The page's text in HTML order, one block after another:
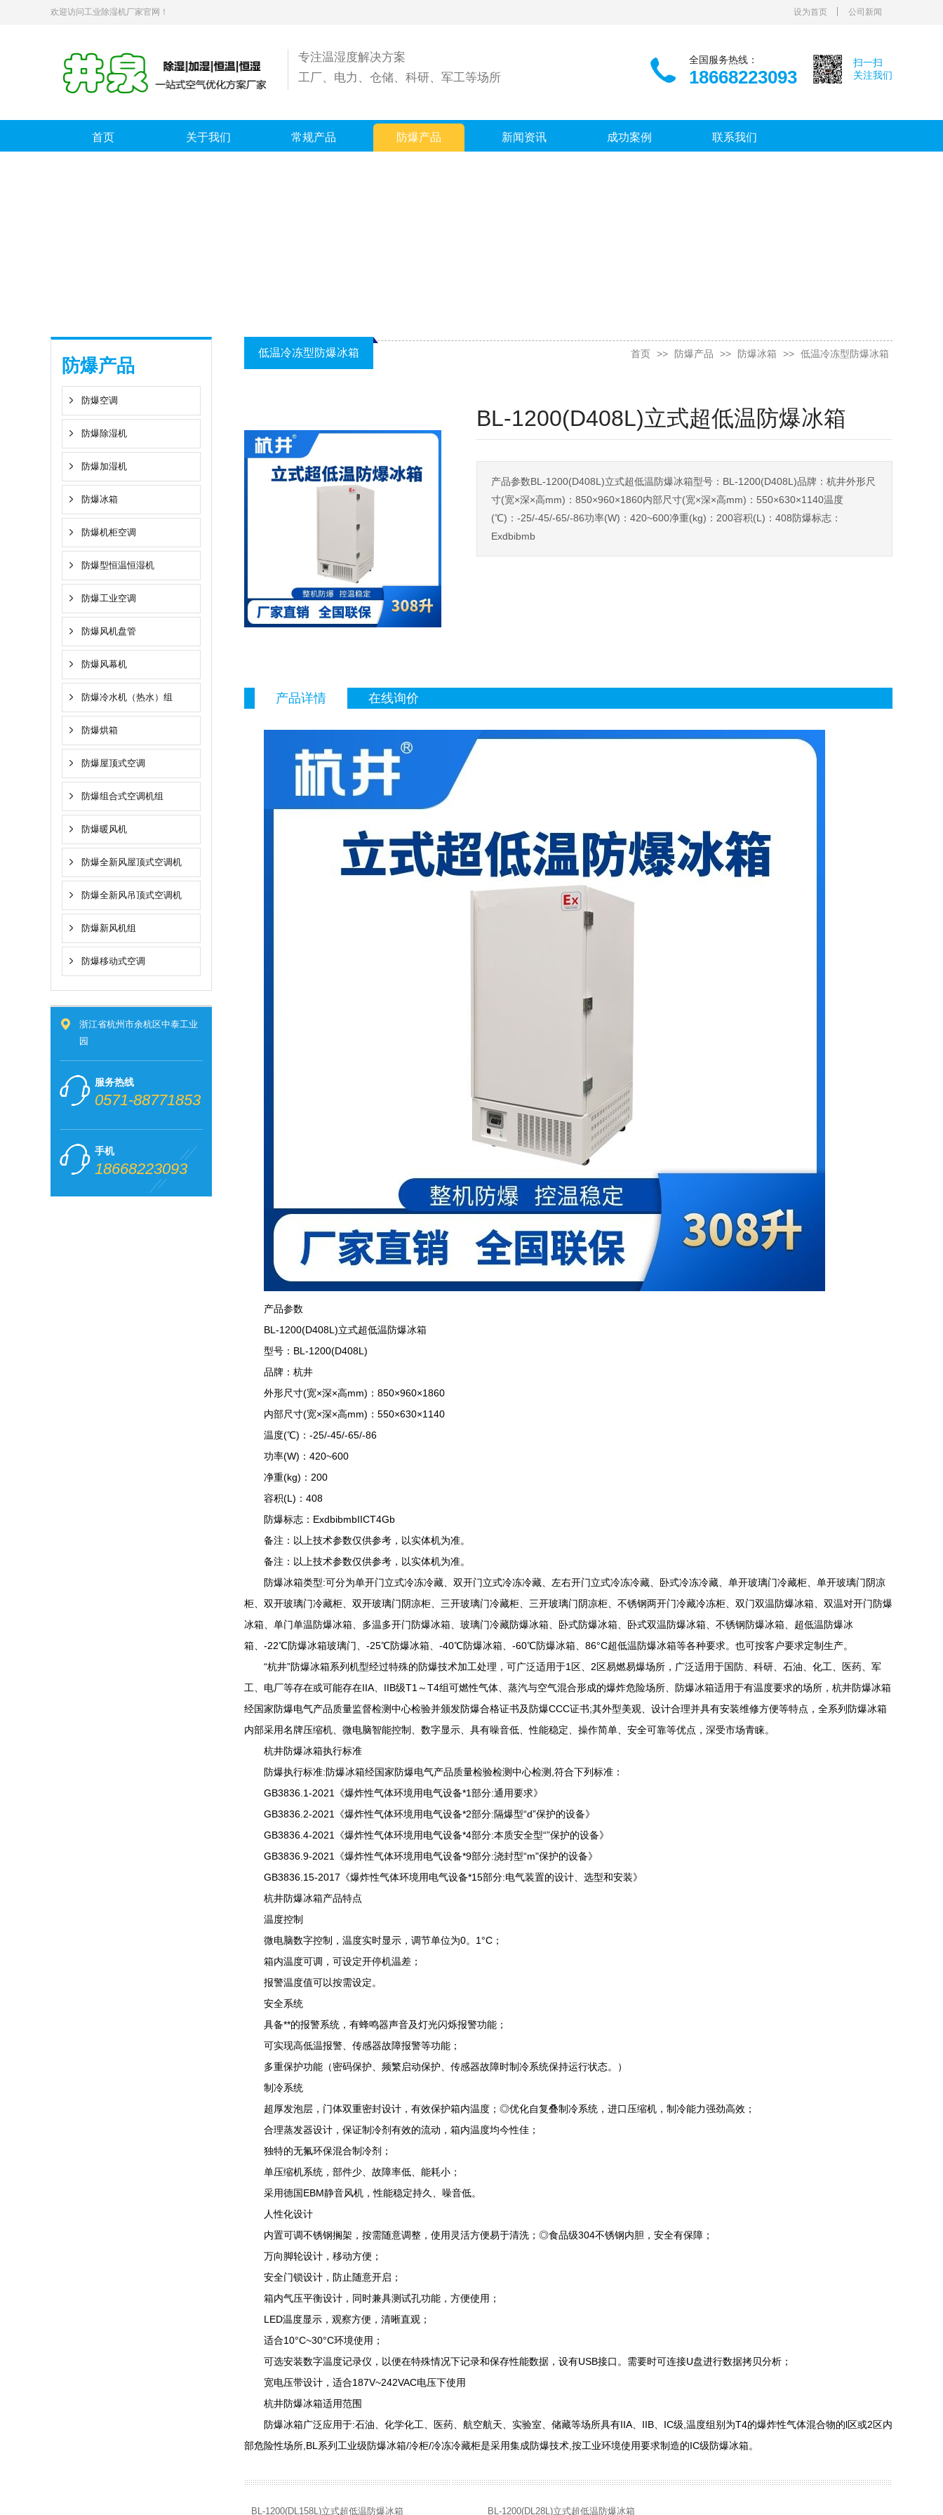
欢迎访问工业除湿机厂家官网！ 设为首页 公司新闻
专注温湿度解决方案
工厂、电力、仓储、科研、军工等场所
扫一扫
关注我们
全国服务热线：
18668223093
首页 关于我们 常规产品 防爆产品 新闻资讯 成功案例 联系我们
防爆产品
防爆空调
防爆除湿机
防爆加湿机
防爆冰箱
防爆机柜空调
防爆型恒温恒湿机
防爆工业空调
防爆风机盘管
防爆风幕机
防爆冷水机（热水）组
防爆烘箱
防爆屋顶式空调
防爆组合式空调机组
防爆暖风机
防爆全新风屋顶式空调机
防爆全新风吊顶式空调机
防爆新风机组
防爆移动式空调
浙江省杭州市余杭区中泰工业
园
服务热线
0571-88771853
手机
18668223093
低温冷冻型防爆冰箱 首页 >> 防爆产品 >> 防爆冰箱 >> 低温冷冻型防爆冰箱
BL-1200(D408L)立式超低温防爆冰箱
产品参数BL-1200(D408L)立式超低温防爆冰箱型号：BL-1200(D408L)品牌：杭井外形尺
寸(宽×深×高mm)：850×960×1860内部尺寸(宽×深×高mm)：550×630×1140温度
(℃)：-25/-45/-65/-86功率(W)：420~600净重(kg)：200容积(L)：408防爆标志：
Exdbibmb
产品详情 在线询价
产品参数
BL-1200(D408L)立式超低温防爆冰箱
型号：BL-1200(D408L)
品牌：杭井
外形尺寸(宽×深×高mm)：850×960×1860
内部尺寸(宽×深×高mm)：550×630×1140
温度(℃)：-25/-45/-65/-86
功率(W)：420~600
净重(kg)：200
容积(L)：408
防爆标志：ExdbibmbIICT4Gb
备注：以上技术参数仅供参考，以实体机为准。
备注：以上技术参数仅供参考，以实体机为准。
防爆冰箱类型:可分为单开门立式冷冻冷藏、双开门立式冷冻冷藏、左右开门立式冷冻冷藏、卧式冷冻冷藏、单开玻璃门冷藏柜、单开玻璃门阴凉
柜、双开玻璃门冷藏柜、双开玻璃门阴凉柜、三开玻璃门冷藏柜、三开玻璃门阴凉柜、不锈钢两开门冷藏冷冻柜、双门双温防爆冰箱、双温对开门防爆
冰箱、单门单温防爆冰箱、多温多开门防爆冰箱、玻璃门冷藏防爆冰箱、卧式防爆冰箱、卧式双温防爆冰箱、不锈钢防爆冰箱、超低温防爆冰
箱、-22℃防爆冰箱玻璃门、-25℃防爆冰箱、-40℃防爆冰箱、-60℃防爆冰箱、86°C超低温防爆冰箱等各种要求。也可按客户要求定制生产。
“杭井”防爆冰箱系列机型经过特殊的防爆技术加工处理，可广泛适用于1区、2区易燃易爆场所，广泛适用于国防、科研、石油、化工、医药、军
工、电厂等存在或可能存在IIA、IIB级T1～T4组可燃性气体、蒸汽与空气混合形成的爆炸危险场所、防爆冰箱适用于有温度要求的场所，杭井防爆冰箱
经国家防爆电气产品质量监督检测中心检验并颁发防爆合格证书及防爆CCC证书;其外型美观、设计合理并具有安装维修方便等特点，全系列防爆冰箱
内部采用名牌压缩机、微电脑智能控制、数字显示、具有噪音低、性能稳定、操作简单、安全可靠等优点，深受市场青睐。
杭井防爆冰箱执行标准
防爆执行标准:防爆冰箱经国家防爆电气产品质量检验检测中心检测,符合下列标准：
GB3836.1-2021《爆炸性气体环境用电气设备*1部分:通用要求》
GB3836.2-2021《爆炸性气体环境用电气设备*2部分:隔爆型“d”保护的设备》
GB3836.4-2021《爆炸性气体环境用电气设备*4部分:本质安全型“”保护的设备》
GB3836.9-2021《爆炸性气体环境用电气设备*9部分:浇封型“m"保护的设备》
GB3836.15-2017《爆炸性气体环境用电气设备*15部分:电气装置的设计、选型和安装》
杭井防爆冰箱产品特点
温度控制
微电脑数字控制，温度实时显示，调节单位为0。1°C；
箱内温度可调，可设定开停机温差；
报警温度值可以按需设定。
安全系统
具备**的报警系统，有蜂鸣器声音及灯光闪烁报警功能；
可实现高低温报警、传感器故障报警等功能；
多重保护功能（密码保护、频繁启动保护、传感器故障时制冷系统保持运行状态。）
制冷系统
超厚发泡层，门体双重密封设计，有效保护箱内温度；◎优化自复叠制冷系统，进口压缩机，制冷能力强劲高效；
合理蒸发器设计，保证制冷剂有效的流动，箱内温度均今性佳；
独特的无氟环保混合制冷剂；
单压缩机系统，部件少、故障率低、能耗小；
采用德国EBM静音风机，性能稳定持久、噪音低。
人性化设计
内置可调不锈钢搁架，按需随意调整，使用灵活方便易于清洗；◎食品级304不锈钢内胆，安全有保障；
万向脚轮设计，移动方便；
安全门锁设计，防止随意开启；
箱内气压平衡设计，同时兼具测试孔功能，方便使用；
LED温度显示，观察方便，清晰直观；
适合10°C~30°C环境使用；
可选安装数字温度记录仪，以便在特殊情况下记录和保存性能数据，设有USB接口。需要时可连接U盘进行数据拷贝分析；
宽电压带设计，适合187V~242VAC电压下使用
杭井防爆冰箱适用范围
防爆冰箱广泛应用于:石油、化学化工、医药、航空航天、实验室、储藏等场所具有IIA、IIB、IC级,温度组别为T4的爆炸性气体混合物的l区或2区内
部危险性场所,BL系列工业级防爆冰箱/冷柜/冷冻冷藏柜是采用集成防爆技术,按工业环境使用要求制造的IC级防爆冰箱。
BL-1200(DL158L)立式超低温防爆冰箱 BL-1200(DL28L)立式超低温防爆冰箱